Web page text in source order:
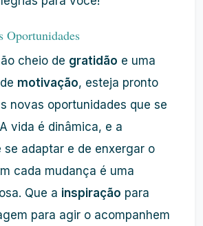
Oportunidades
cheio de gratidão e uma
motivação, esteja pronto
novas oportunidades que se
vida é dinâmica, e a
se adaptar e de enxergar o
cada mudança é uma
Que a inspiração para
para agir o acompanhem